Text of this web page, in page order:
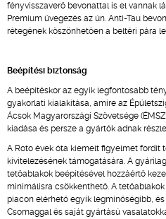
fényvisszaverő bevonattal is el vannak
Premium üvegezés az ún. Anti-Tau
rétegének köszönhetően a beltéri pára
Beépítési biztonság
A beépítéskor az egyik legfontosabb
gyakorlati kialakítása, amire az
Ácsok Magyarországi Szövetsége
kiadása és persze a gyártók adnak
A Roto évek óta kiemelt figyelmet fordít
kivitelezésének támogatására. A
tetőablakok beépítésével hozzáértő
minimálisra csökkenthető. A
piacon elérhető egyik legminőségibb,
Csomaggal és saját gyártású